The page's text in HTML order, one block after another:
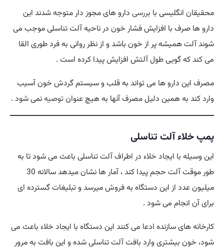
محقیقان انگلیسی با بررسی دارو های مجوز دار متوجه شدند این
دارو ها صرف با افزایش فشار خون در ناحیه آلت تناسلی موجب می
شوند آلت همیشه پر از خون باشد و از نظر روانی به فرد طوری القا
می کند که گویی طول آلتش افزایش پیدا کرده است .
مصرف این دارو ها می تواند به قلب و سیستم گردش خون آسیب
وارد کند به همین دلیل مصرف آنها به هیچ عنوان توصیهنمی شود .
پمپ خلاء آلت تناسلی
این وسیله با ایجاد خلاء در اطراف آلت تناسلی باعث می شود تا به
طور موقت آلت حجم پیدا کند ، آمار ها نشان میدهد سالانه 30
میلیون عدد از این دستگاه به فروش میرسد و تبلیغات گسترده ای
برای آن انجام می شود .
کارخانه های سازنده ادعا می کنند این دستگاه با ایجاد خلاء باعث می
شود، خون بیشتری وارد بافت آلت تناسلی شده و این بافت به مرور